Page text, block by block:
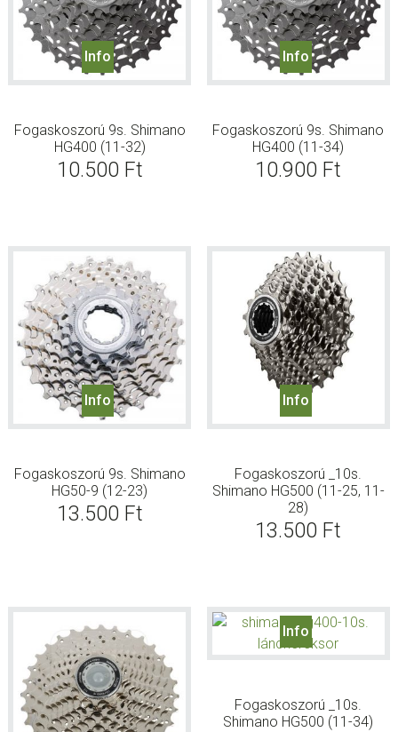
Info
Fogaskoszorú 9s. Shimano
HG400 (11-32)
10.500 Ft
Info
Fogaskoszorú 9s. Shimano
HG400 (11-34)
10.900 Ft
Info
Fogaskoszorú 9s. Shimano
HG50-9 (12-23)
13.500 Ft
Info
Fogaskoszorú _10s.
Shimano HG500 (11-25, 11-
28)
13.500 Ft
Info
Fogaskoszorú _10s.
Shimano HG500 (11-34)